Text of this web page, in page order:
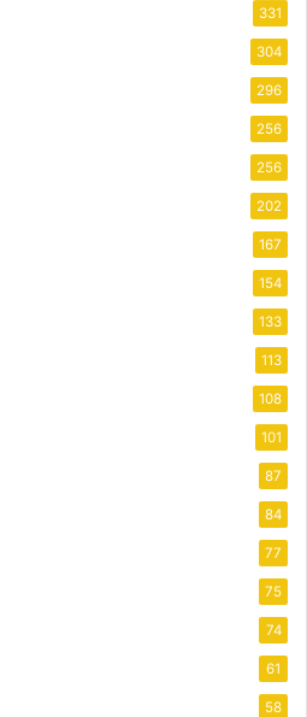
331
304
296
256
256
202
167
154
133
113
108
101
87
84
77
75
74
61
58